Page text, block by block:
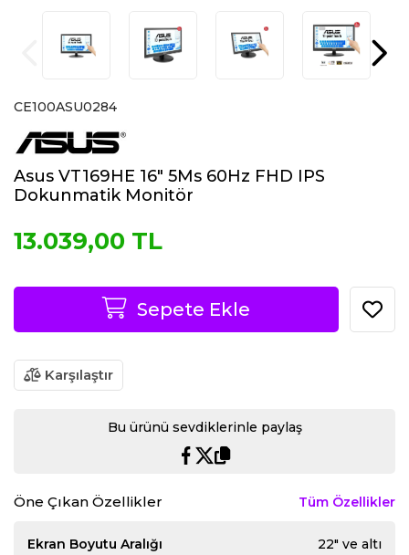
CE100ASU0284
Asus VT169HE 16" 5Ms 60Hz FHD IPS
Dokunmatik Monitör
13.039,00 TL
Sepete Ekle
Karşılaştır
Bu ürünü sevdiklerinle paylaş
Öne Çıkan Özellikler Tüm Özellikler
Ekran Boyutu Aralığı
22" ve altı